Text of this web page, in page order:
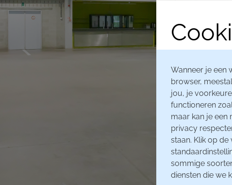
Wanneer je een
browser,
jou, je
functioneren
maar kan je een
privacy
staan. Klik op
sommige
diensten die we